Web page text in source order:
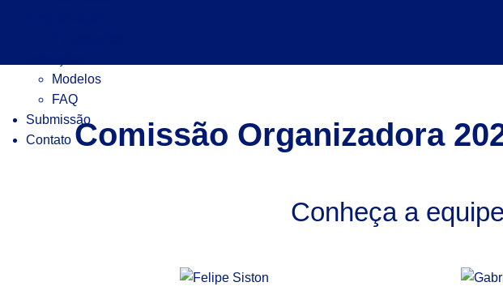
Modelos
FAQ
Submissão
Contato Comissão Organizadora
Conheça a